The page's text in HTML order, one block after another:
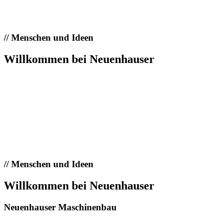
//Menschen und Ideen
Willkommen bei Neuenhauser
//Menschen und Ideen
Willkommen bei Neuenhauser
Neuenhauser Maschinenbau